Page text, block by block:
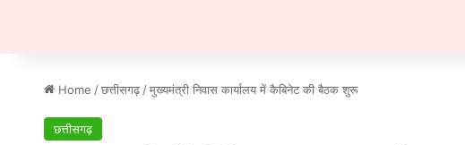
Home / छत्तीसगढ़ / मुख्यमंत्री निवास कार्यालय में कैबिनेट की बैठक शुरू
छत्तीसगढ़